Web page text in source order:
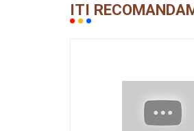
ITI